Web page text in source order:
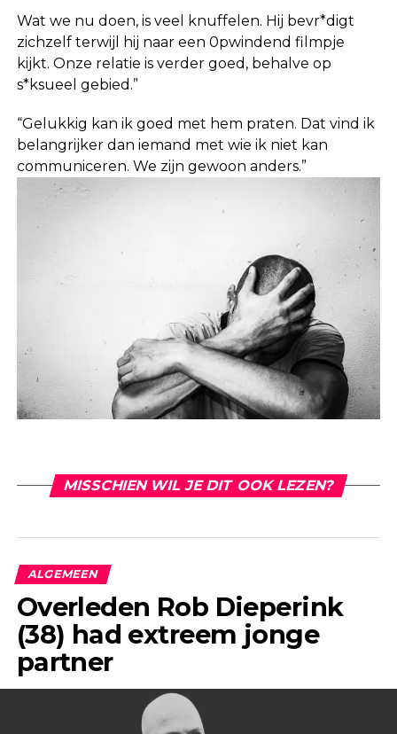
Wat we nu doen, is veel knuffelen. Hij bevr*digt
zichzelf terwijl hij naar een 0pwindend filmpje
kijkt. Onze relatie is verder goed, behalve op
s*ksueel gebied.”
“Gelukkig kan ik goed met hem praten. Dat vind ik
belangrijker dan iemand met wie ik niet kan
communiceren. We zijn gewoon anders.”
MISSCHIEN WIL JE DIT OOK LEZEN?
ALGEMEEN
Overleden Rob Dieperink
(38) had extreem jonge
partner